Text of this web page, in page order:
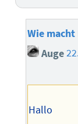
Wie
Auge
Hallo